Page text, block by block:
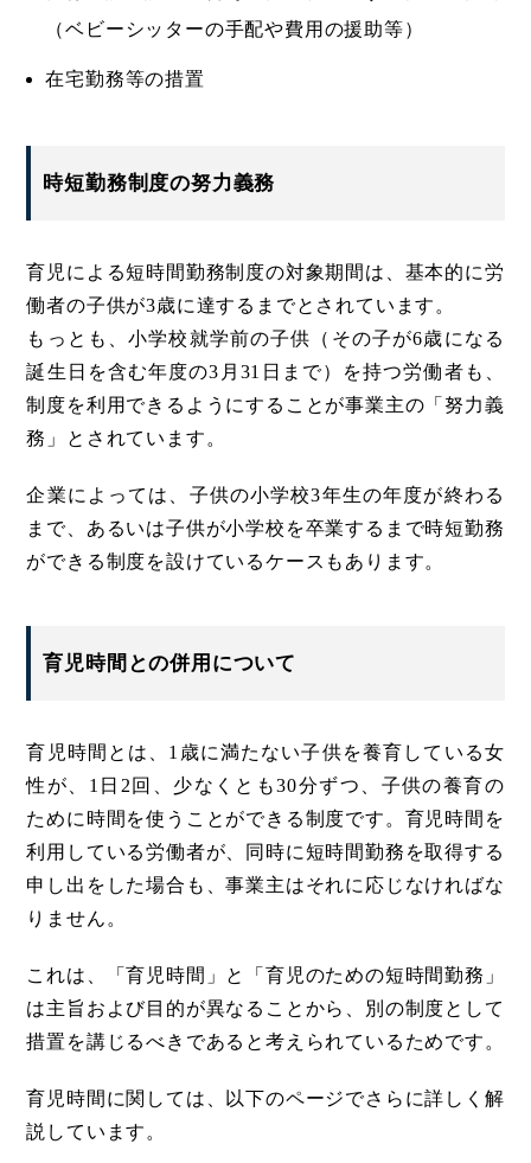
（ベビーシッターの手配や費用の援助等）
在宅勤務等の措置
時短勤務制度の努力義務
育児による短時間勤務制度の対象期間は、基本的に労
働者の子供が3歳に達するまでとされています。
もっとも、小学校就学前の子供（その子が6歳になる
誕生日を含む年度の3月31日まで）を持つ労働者も、
制度を利用できるようにすることが事業主の「努力義
務」とされています。
企業によっては、子供の小学校3年生の年度が終わる
まで、あるいは子供が小学校を卒業するまで時短勤務
ができる制度を設けているケースもあります。
育児時間との併用について
育児時間とは、1歳に満たない子供を養育している女
性が、1日2回、少なくとも30分ずつ、子供の養育の
ために時間を使うことができる制度です。育児時間を
利用している労働者が、同時に短時間勤務を取得する
申し出をした場合も、事業主はそれに応じなければな
りません。
これは、「育児時間」と「育児のための短時間勤務」
は主旨および目的が異なることから、別の制度として
措置を講じるべきであると考えられているためです。
育児時間に関しては、以下のページでさらに詳しく解
説しています。